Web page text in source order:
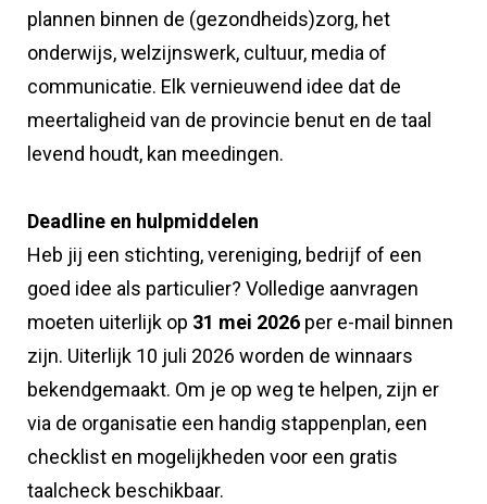
plannen binnen de (gezondheids)zorg, het
onderwijs, welzijnswerk, cultuur, media of
communicatie. Elk vernieuwend idee dat de
meertaligheid van de provincie benut en de taal
levend houdt, kan meedingen.
Deadline en hulpmiddelen
Heb jij een stichting, vereniging, bedrijf of een
goed idee als particulier? Volledige aanvragen
moeten uiterlijk op 31 mei 2026 per e-mail binnen
zijn. Uiterlijk 10 juli 2026 worden de winnaars
bekendgemaakt. Om je op weg te helpen, zijn er
via de organisatie een handig stappenplan, een
checklist en mogelijkheden voor een gratis
taalcheck beschikbaar.